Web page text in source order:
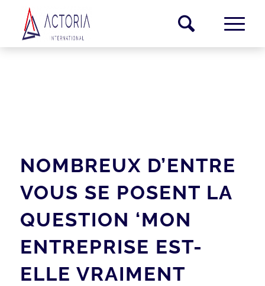
NOMBREUX D’ENTRE
VOUS SE POSENT LA
QUESTION ‘MON
ENTREPRISE EST-
ELLE VRAIMENT